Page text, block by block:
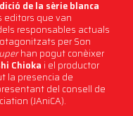
de la sèrie blanca
editors que van
responsables actuals
per Son
han pogut conèixer
Chioka i el productor
la presencia de
del consell de
(JAniCA).